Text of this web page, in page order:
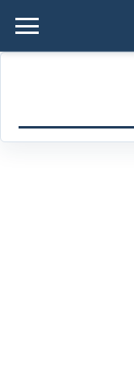
القائمة الرئيسية